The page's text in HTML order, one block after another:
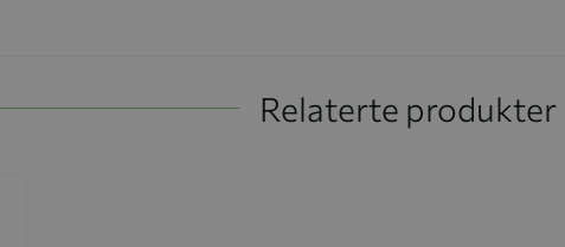
Relaterte produkter